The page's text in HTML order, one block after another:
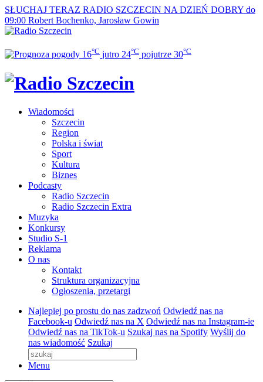
SŁUCHAJ TERAZ RADIO SZCZECIN NA DZIEŃ DOBRY do
09:00 Robert Bochenko, Jarosław Gowin
16°C jutro 24°C pojutrze 30°C
Wiadomości
Szczecin
Region
Polska i świat
Sport
Kultura
Biznes
Podcasty
Radio Szczecin
Radio Szczecin Extra
Muzyka
Konkursy
Studio S-1
Reklama
O nas
Kontakt
Struktura organizacyjna
Ogłoszenia, przetargi
Najlepiej po prostu do nas zadzwoń Odwiedź nas na
Facebook-u Odwiedź nas na X Odwiedź nas na Instagram-ie
Odwiedź nas na TikTok-u Szukaj nas na Spotify Wyślij do
nas wiadomość Szukaj
Menu